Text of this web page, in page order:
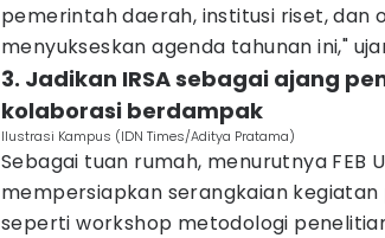
pemerintah daerah, institusi riset, dan
menyukseskan agenda tahunan ini,"
3. Jadikan IRSA sebagai ajang
kolaborasi berdampak
Ilustrasi Kampus (IDN Times/Aditya Pratama)
Sebagai tuan rumah, menurutnya FEB
mempersiapkan serangkaian
seperti workshop metodologi